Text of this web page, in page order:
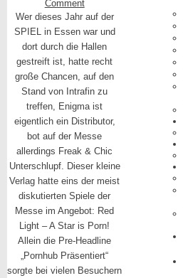
Comment
Wer dieses Jahr auf der
SPIEL in Essen war und
dort durch die Hallen
gestreift ist, hatte recht
große Chancen, auf den
Stand von Intrafin zu
treffen, Enigma ist
eigentlich ein Distributor,
bot auf der Messe
allerdings Freak & Chic
Unterschlupf. Dieser kleine
Verlag hatte eins der meist
diskutierten Spiele der
Messe im Angebot: Red
Light – A Star is Porn!
Allein die Pre-Headline
„Pornhub Präsentiert“
sorgte bei vielen Besuchern